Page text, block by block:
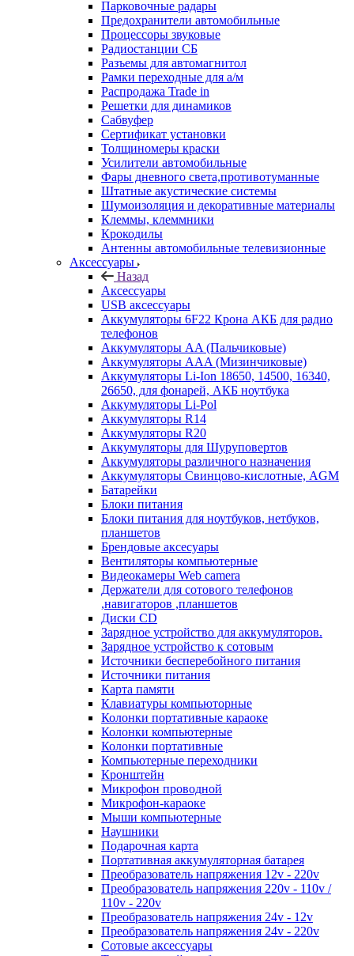
Парковочные радары
Предохранители автомобильные
Процессоры звуковые
Радиостанции СБ
Разъемы для автомагнитол
Рамки переходные для а/м
Распродажа Trade in
Решетки для динамиков
Сабвуфер
Сертификат установки
Толщиномеры краски
Усилители автомобильные
Фары дневного света,противотуманные
Штатные акустические системы
Шумоизоляция и декоративные материалы
Клеммы, клеммники
Крокодилы
Антенны автомобильные телевизионные
Аксессуары
Назад
Аксессуары
USB аксессуары
Аккумуляторы 6F22 Крона АКБ для радио
телефонов
Аккумуляторы AA (Пальчиковые)
Аккумуляторы AAA (Мизинчиковые)
Аккумуляторы Li-Ion 18650, 14500, 16340,
26650, для фонарей, АКБ ноутбука
Аккумуляторы Li-Pol
Аккумуляторы R14
Аккумуляторы R20
Аккумуляторы для Шуруповертов
Аккумуляторы различного назначения
Аккумуляторы Свинцово-кислотные, AGM
Батарейки
Блоки питания
Блоки питания для ноутбуков, нетбуков,
планшетов
Брендовые аксесуары
Вентиляторы компьютерные
Видеокамеры Web camera
Держатели для сотового телефонов
,навигаторов ,планшетов
Диски CD
Зарядное устройство для аккумуляторов.
Зарядное устройство к сотовым
Источники бесперебойного питания
Источники питания
Карта памяти
Клавиатуры компьюторные
Колонки портативные караоке
Колонки компьютерные
Колонки портативные
Компьютерные переходники
Кронштейн
Микрофон проводной
Микрофон-караоке
Мыши компьютерные
Наушники
Подарочная карта
Портативная аккумуляторная батарея
Преобразователь напряжения 12v - 220v
Преобразователь напряжения 220v - 110v /
110v - 220v
Преобразователь напряжения 24v - 12v
Преобразователь напряжения 24v - 220v
Сотовые аксессуары